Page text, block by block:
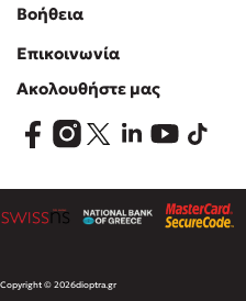
Βοήθεια
Επικοινωνία
Ακολουθήστε μας
Copyright © 2026dioptra.gr